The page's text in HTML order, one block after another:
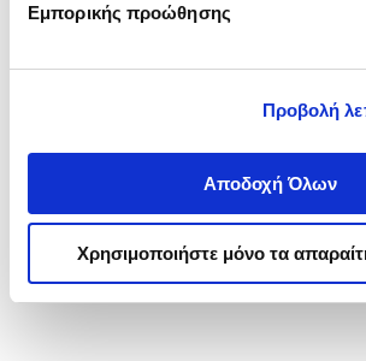
Εμπορικής προώθησης
Προβολή
Αποδοχή Όλων
Χρησιμοποιήστε μόνο τα